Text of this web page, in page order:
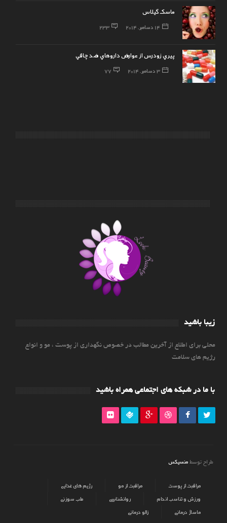
ماسک گیلاس
14 دسامبر, 2014 233
پيري زودرس از عوارض داروهاي ضد چاقي
3 دسامبر, 2014 77
زیبا باشید
محلی برای اطلاع از آخرین مطالب در خصوص نگهداری از پوست ، مو و انواع
رژیم های سلامت
با ما در شبکه های اجتماعی همراه باشید
طراح توسط منسیکس
مراقبت از پوست مراقبت از مو
رژیم های غذایی
ورزش و تناسب اندام
روانشناسی
طب سوزنی
ماساژ درمانی
زالو درمانی